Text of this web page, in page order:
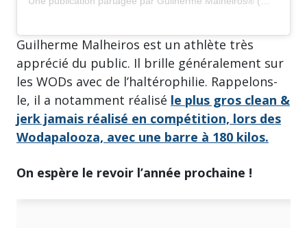
Guilherme Malheiros est un athlète très
apprécié du public. Il brille généralement sur
les WODs avec de l’haltérophilie. Rappelons-
le, il a notamment réalisé le plus gros clean &
jerk jamais réalisé en compétition, lors des
Wodapalooza, avec une barre à 180 kilos.
On espère le revoir l’année prochaine !